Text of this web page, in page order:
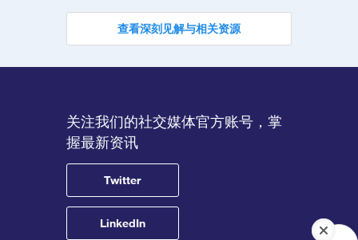
查看深刻见解与相关资源
关注我们的社交媒体官方账号，掌
握最新资讯
Twitter
LinkedIn